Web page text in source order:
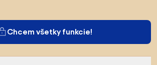
Chcem všetky funkcie!